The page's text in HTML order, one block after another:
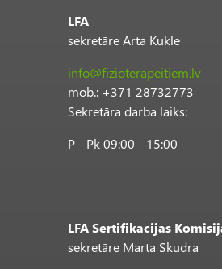
LFA
sekretāre Arta Kukle
info@fizioterapeitiem.lv
mob.: +371 28732773
Sekretāra darba laiks:
P - Pk 09:00 - 15:00
LFA Sertifikācijas
sekretāre Marta Skudra